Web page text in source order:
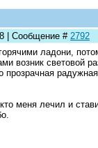
| Сообщение # 2792
ладони,
возник световой
прозрачная
меня лечил и